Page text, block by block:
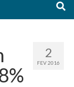
2
FEV 2016